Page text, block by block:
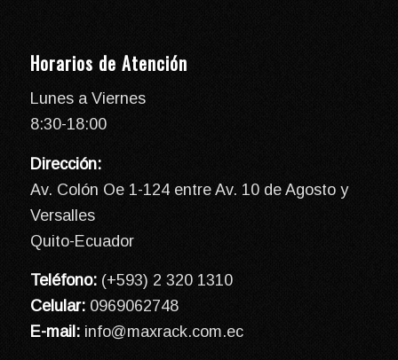
Horarios de Atención
Lunes a Viernes
8:30-18:00
Dirección:
Av. Colón Oe 1-124 entre Av. 10 de Agosto y
Versalles
Quito-Ecuador
Teléfono:(+593) 2 320 1310
Celular:0969062748
E-mail:info@maxrack.com.ec